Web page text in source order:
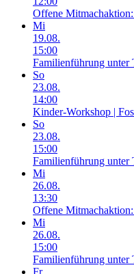
Offene
Mi
19.08.
15:00
Familienführung unter
So
23.08.
14:00
Kinder-Workshop |
So
23.08.
15:00
Familienführung unter
Mi
26.08.
13:30
Offene
Mi
26.08.
15:00
Familienführung unter